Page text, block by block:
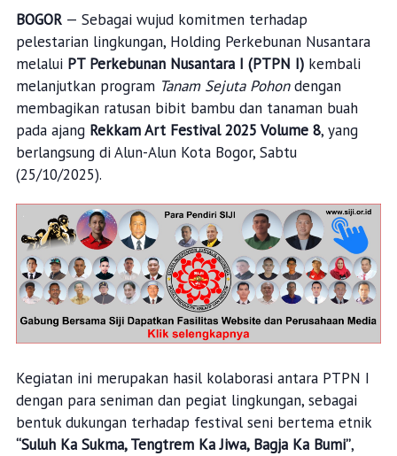
BOGOR— Sebagai wujud komitmen terhadap
pelestarian lingkungan, Holding Perkebunan Nusantara
melalui PT Perkebunan Nusantara I (PTPN I)kembali
melanjutkan program Tanam Sejuta Pohondengan
membagikan ratusan bibit bambu dan tanaman buah
pada ajang Rekkam Art Festival 2025 Volume 8, yang
berlangsung di Alun-Alun Kota Bogor, Sabtu
(25/10/2025).
Kegiatan ini merupakan hasil kolaborasi antara PTPN I
dengan para seniman dan pegiat lingkungan, sebagai
bentuk dukungan terhadap festival seni bertema etnik
“Suluh Ka Sukma, Tengtrem Ka Jiwa, Bagja Ka Bumi”,